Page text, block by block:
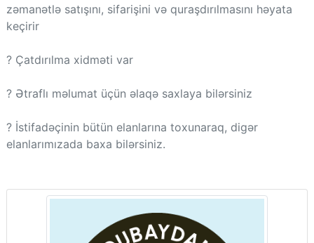
zəmanətlə satışını, sifarişini və quraşdırılmasını həyata
keçirir
? Çatdırılma xidməti var
? Ətraflı məlumat üçün əlaqə saxlaya bilərsiniz
? İstifadəçinin bütün elanlarına toxunaraq, digər
elanlarımızada baxa bilərsiniz.